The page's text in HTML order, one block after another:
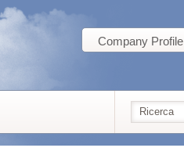
Company Profile